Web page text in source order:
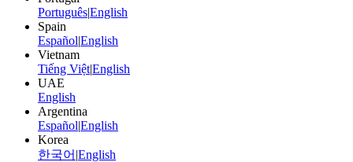
Português|English
Spain
Español|English
Vietnam
Tiếng Việt|English
UAE
English
Argentina
Español|English
Korea
한국어 |English